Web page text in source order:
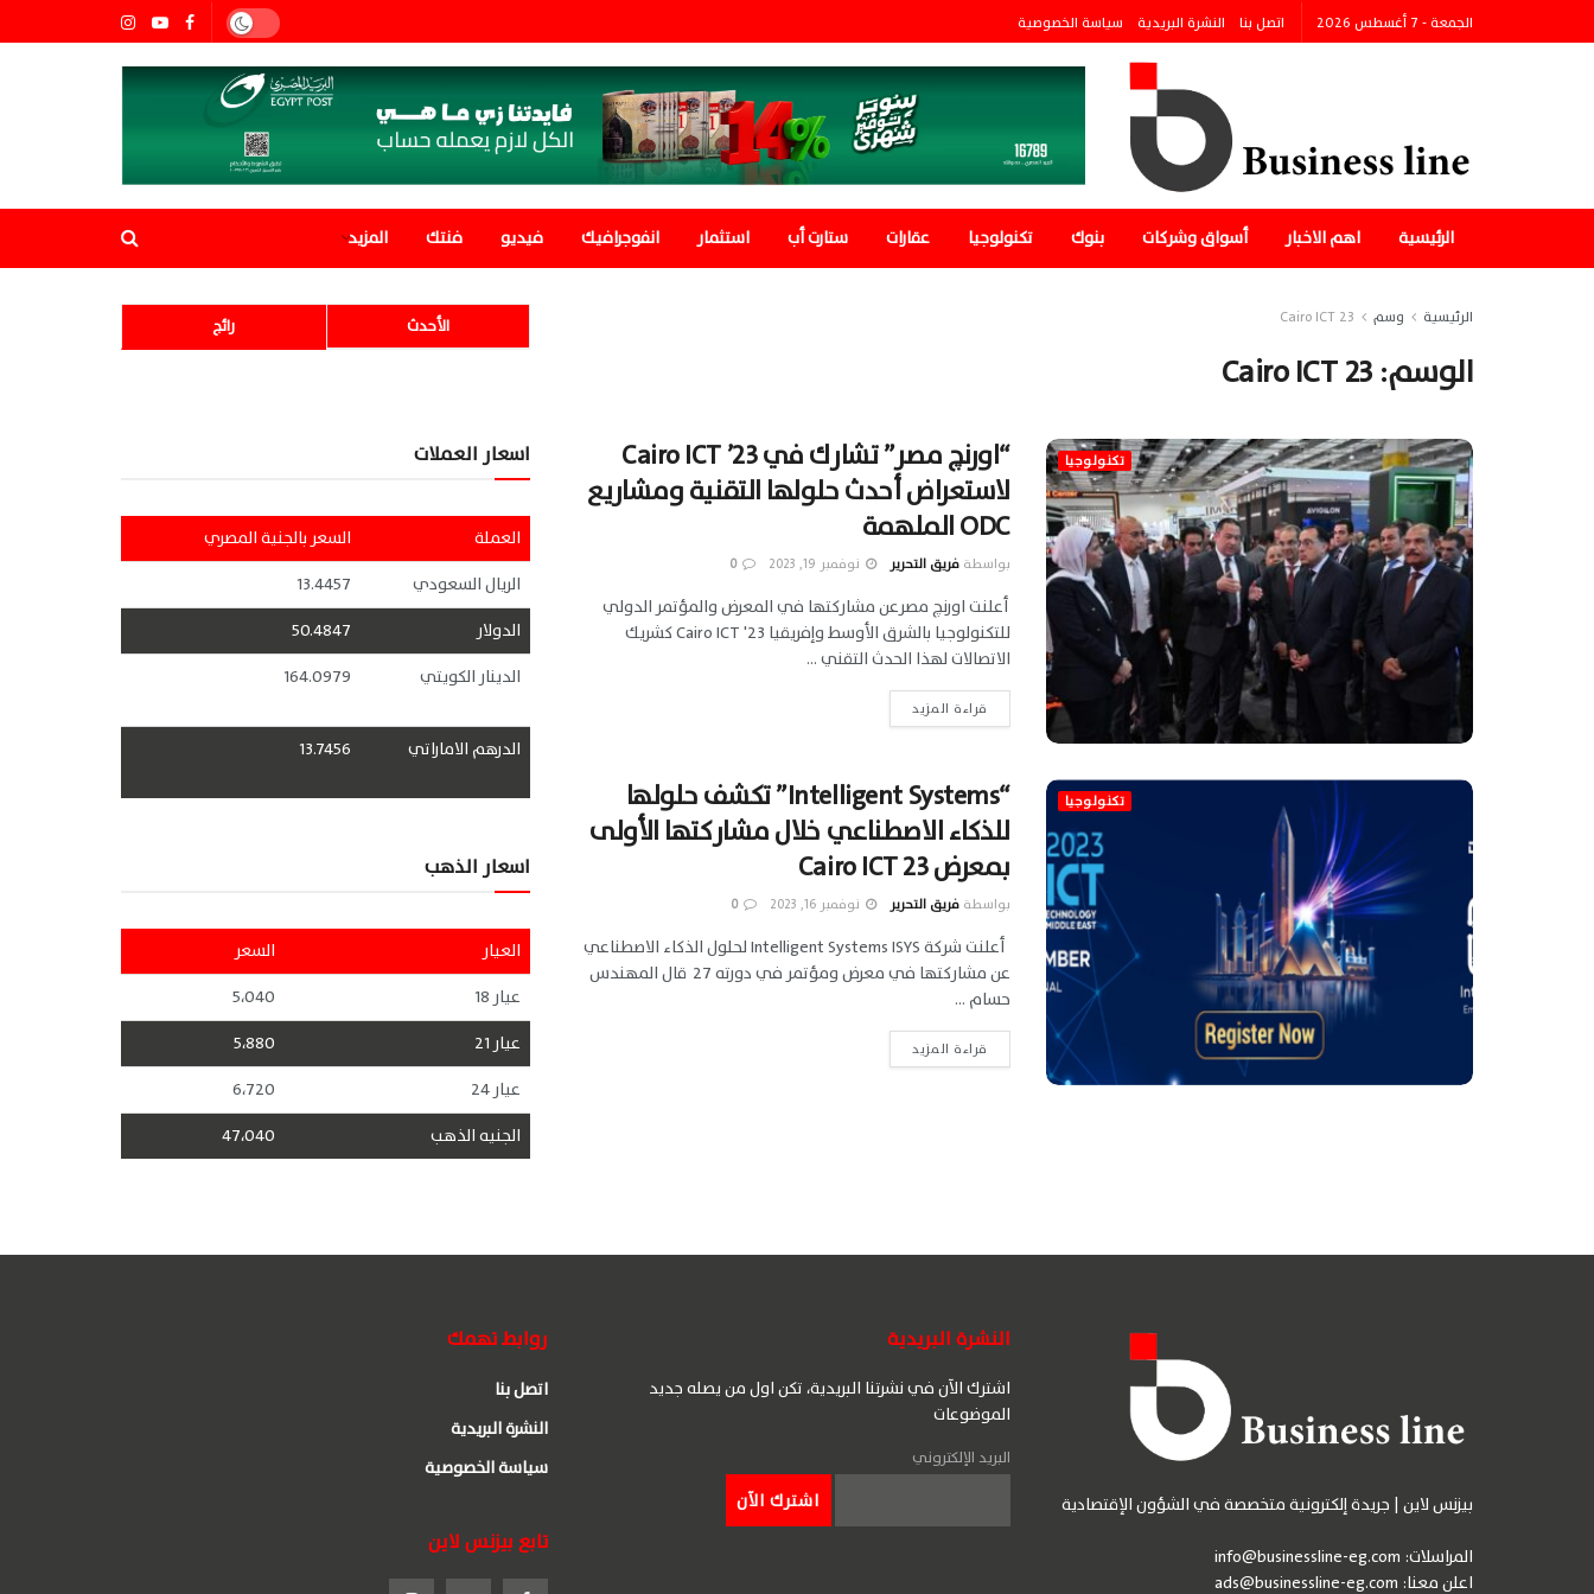
الجمعة - 7 أغسطس 2026 اتصل بنا النشرة البريدية سياسة الخصوصية
الرئيسية اهم الاخبار أسواق وشركات بنوك تكنولوجيا عقارات ستارت أب استثمار انفوجرافيك فيديو فنتك المزيد
الرئيسية وسم Cairo ICT 23
الوسم:Cairo ICT 23
تكنولوجيا
“اورنچ مصر” تشارك في Cairo ICT ’23
لاستعراض أحدث حلولها التقنية ومشاريع
ODC الملهمة
بواسطة فريق التحرير نوفمبر 19, 2023 0
أعلنت اورنچ مصرعن مشاركتها في المعرض والمؤتمر الدولي
للتكنولوجيا بالشرق الأوسط وإفريقيا Cairo ICT '23 كشريك
الاتصالات لهذا الحدث التقني ...
قراءة المزيد
تكنولوجيا
“Intelligent Systems” تكشف حلولها
للذكاء الاصطناعي خلال مشاركتها الأولى
بمعرض Cairo ICT 23
بواسطة فريق التحرير نوفمبر 16, 2023 0
أعلنت شركة Intelligent Systems ISYS لحلول الذكاء الاصطناعي
عن مشاركتها في معرض ومؤتمر في دورته 27 قال المهندس
حسام ...
قراءة المزيد
رائج الأحدث
اسعار العملات
العملة
السعر بالجنية المصري
الريال السعودي
13.4457
الدولار
50.4847
الدينار الكويتي
164.0979
الدرهم الاماراتي 13.7456
اسعار الذهب
العيار
السعر
عيار 18
5،040
عيار 21
5،880
عيار 24
6،720
الجنيه الذهب
47،040
روابط تهمك
اتصل بنا
النشرة البريدية
سياسة الخصوصية
تابع بيزنس لاين
النشرة البريدية
اشترك الآن في نشرتنا البريدية، تكن اول من يصله جديد
الموضوعات
البريد الإلكتروني
بيزنس لاين | جريدة إلكترونية متخصصة في الشؤون الإقتصادية
المراسلات: info@businessline-eg.com
اعلن معنا: ads@businessline-eg.com